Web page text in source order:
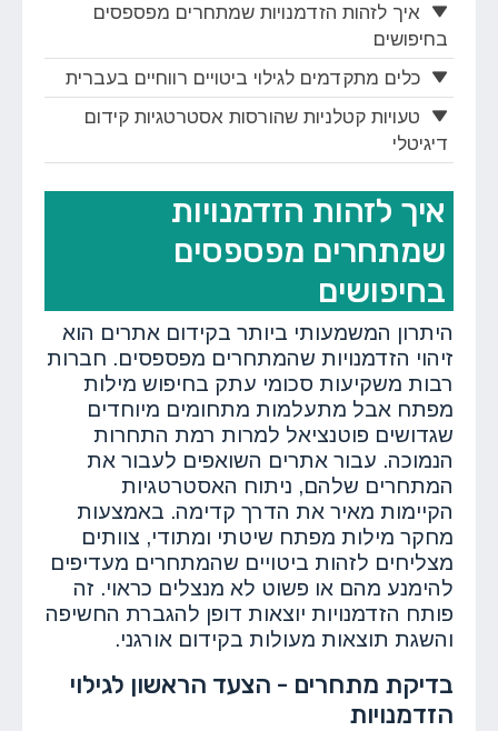
איך לזהות הזדמנויות שמתחרים מפספסים
בחיפושים
כלים מתקדמים לגילוי ביטויים רווחיים בעברית
טעויות קטלניות שהורסות אסטרטגיות קידום
דיגיטלי
איך לזהות הזדמנויות
שמתחרים מפספסים
בחיפושים
היתרון המשמעותי ביותר בקידום אתרים הוא
זיהוי הזדמנויות שהמתחרים מפספסים. חברות
רבות משקיעות סכומי עתק בחיפוש מילות
מפתח אבל מתעלמות מתחומים מיוחדים
שגדושים פוטנציאל למרות רמת התחרות
הנמוכה. עבור אתרים השואפים לעבור את
המתחרים שלהם, ניתוח האסטרטגיות
הקיימות מאיר את הדרך קדימה. באמצעות
מחקר מילות מפתח שיטתי ומתודי, צוותים
מצליחים לזהות ביטויים שהמתחרים מעדיפים
להימנע מהם או פשוט לא מנצלים כראוי. זה
פותח הזדמנויות יוצאות דופן להגברת החשיפה
והשגת תוצאות מעולות בקידום אורגני.
בדיקת מתחרים - הצעד הראשון לגילוי
הזדמנויות